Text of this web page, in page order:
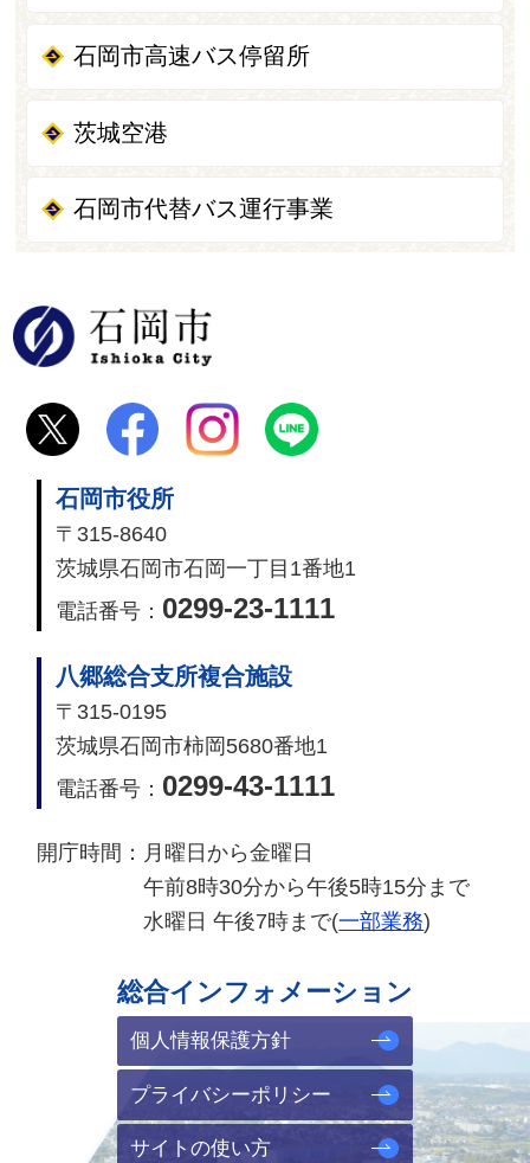
石岡市高速バス停留所
茨城空港
石岡市代替バス運行事業
石岡市役所
〒315-8640
茨城県石岡市石岡一丁目1番地1
電話番号： 0299-23-1111
八郷総合支所複合施設
〒315-0195
茨城県石岡市柿岡5680番地1
電話番号： 0299-43-1111
開庁時間： 月曜日から金曜日
午前8時30分から午後5時15分まで
水曜日 午後7時まで(一部業務)
総合インフォメーション
個人情報保護方針
プライバシーポリシー
サイトの使い方